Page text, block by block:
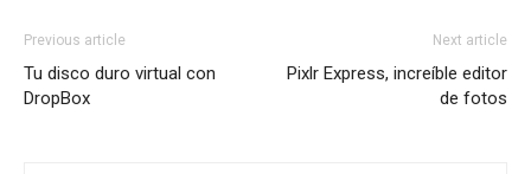
Previous article
Tu disco duro virtual con
DropBox
Next article
Pixlr Express, increíble editor
de fotos